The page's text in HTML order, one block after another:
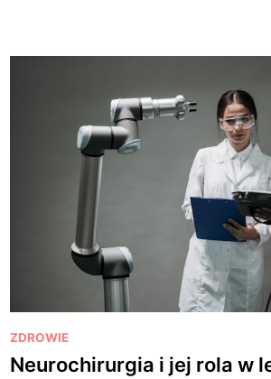
P
o
ZDROWIE
Neurochirurgia i jej rola w